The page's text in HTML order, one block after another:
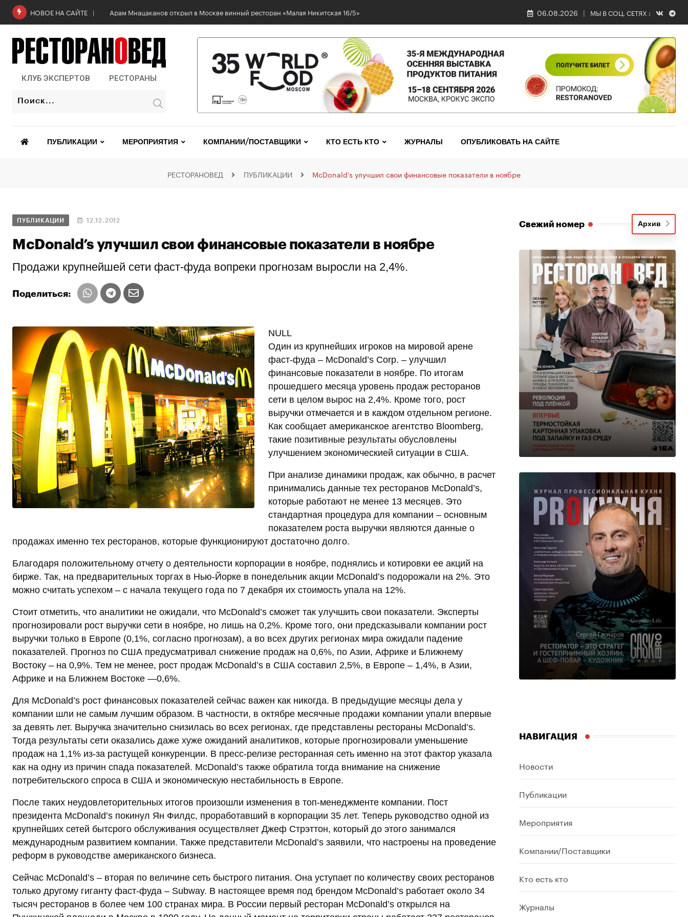
НОВОЕ НА САЙТЕ Арам Мнацаканов открыл в Москве винный ресторан «Малая Никитская 16/5» 06.08.2026 МЫ В СОЦ. СЕТЯХ :
КЛУБ ЭКСПЕРТОВ РЕСТОРАНЫ
ПУБЛИКАЦИИ МЕРОПРИЯТИЯ КОМПАНИИ/ПОСТАВЩИКИ КТО ЕСТЬ КТО ЖУРНАЛЫ ОПУБЛИКОВАТЬ НА САЙТЕ
РЕСТОРАНОВЕД ПУБЛИКАЦИИ McDonald’s улучшил свои финансовые показатели в ноябре
ПУБЛИКАЦИИ 12.12.2012
McDonald’s улучшил свои финансовые показатели в ноябре
Продажи крупнейшей сети фаст-фуда вопреки прогнозам выросли на 2,4%.
Поделиться:
NULL
Один из крупнейших игроков на мировой арене
фаст-фуда – McDonald’s Corp. – улучшил
финансовые показатели в ноябре. По итогам
прошедшего месяца уровень продаж ресторанов
сети в целом вырос на 2,4%. Кроме того, рост
выручки отмечается и в каждом отдельном регионе.
Как сообщает американское агентство Bloomberg,
такие позитивные результаты обусловлены
улучшением экономическией ситуации в США.
При анализе динамики продаж, как обычно, в расчет
принимались данные тех ресторанов McDonald’s,
которые работают не менее 13 месяцев. Это
стандартная процедура для компании – основным
показателем роста выручки являются данные о
продажах именно тех ресторанов, которые функционируют достаточно долго.
Благодаря положительному отчету о деятельности корпорации в ноябре, поднялись и котировки ее акций на
бирже. Так, на предварительных торгах в Нью-Йорке в понедельник акции McDonald’s подорожали на 2%. Это
можно считать успехом – с начала текущего года по 7 декабря их стоимость упала на 12%.
Стоит отметить, что аналитики не ожидали, что McDonald’s сможет так улучшить свои показатели. Эксперты
прогнозировали рост выручки сети в ноябре, но лишь на 0,2%. Кроме того, они предсказывали компании рост
выручки только в Европе (0,1%, согласно прогнозам), а во всех других регионах мира ожидали падение
показателей. Прогноз по США предусматривал снижение продаж на 0,6%, по Азии, Африке и Ближнему
Востоку – на 0,9%. Тем не менее, рост продаж McDonald’s в США составил 2,5%, в Европе – 1,4%, в Азии,
Африке и на Ближнем Востоке —0,6%.
Для McDonald’s рост финансовых показателей сейчас важен как никогда. В предыдущие месяцы дела у
компании шли не самым лучшим образом. В частности, в октябре месячные продажи компании упали впервые
за девять лет. Выручка значительно снизилась во всех регионах, где представлены рестораны McDonald’s.
Тогда результаты сети оказались даже хуже ожиданий аналитиков, которые прогнозировали уменьшение
продаж на 1,1% из-за растущей конкуренции. В пресс-релизе ресторанная сеть именно на этот фактор указала
как на одну из причин спада показателей. McDonald’s также обратила тогда внимание на снижение
потребительского спроса в США и экономическую нестабильность в Европе.
После таких неудовлеторительных итогов произошли изменения в топ-менеджменте компании. Пост
президента McDonald’s покинул Ян Филдс, проработавший в корпорации 35 лет. Теперь руководство одной из
крупнейших сетей бытсрого обслуживания осуществляет Джеф Стрэттон, который до этого занимался
международным развитием компании. Также представители McDonald’s заявили, что настроены на проведение
реформ в руководстве американского бизнеса.
Сейчас McDonald’s – вторая по величине сеть быстрого питания. Она уступает по количеству своих ресторанов
только другому гиганту фаст-фуда – Subway. В настоящее время под брендом McDonald’s работает около 34
тысяч ресторанов в более чем 100 странах мира. В России первый ресторан McDonald’s открылся на
Свежий номер Архив
НАВИГАЦИЯ
Новости
Публикации
Мероприятия
Компании/Поставщики
Кто есть кто
Журналы